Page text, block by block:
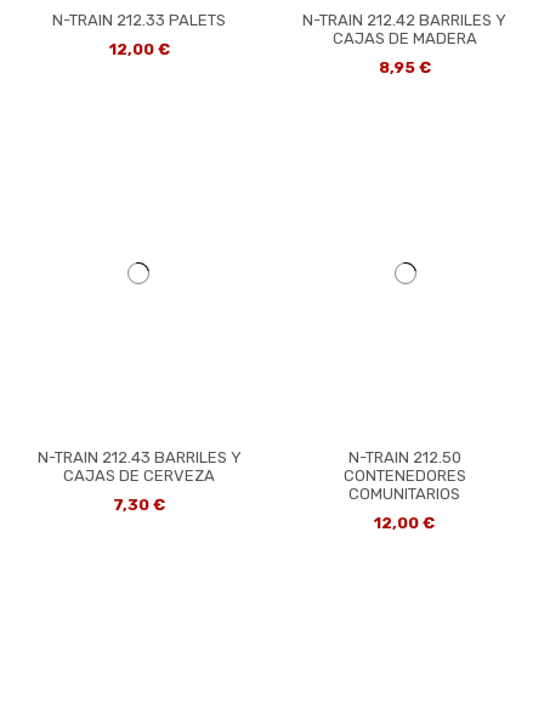
N-TRAIN 212.33 PALETS
12,00 €
N-TRAIN 212.42 BARRILES Y
CAJAS DE MADERA
8,95 €
N-TRAIN 212.43 BARRILES Y
CAJAS DE CERVEZA
7,30 €
N-TRAIN 212.50
CONTENEDORES
COMUNITARIOS
12,00 €